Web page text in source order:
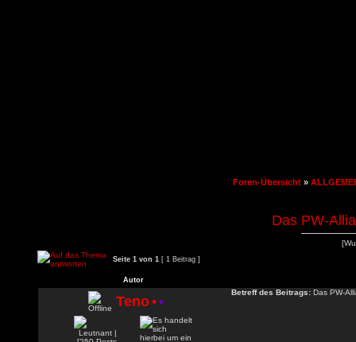
Foren-Übersicht »
Das PW-
Seite 1 von 1 [ 1 Beitrag ]
Autor
Teno••
Betreff des Beitrags: Das PW-